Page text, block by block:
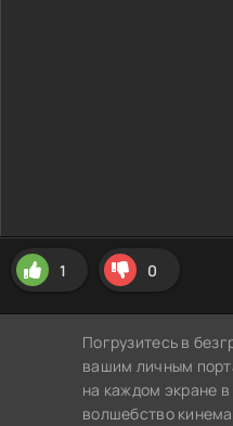
1 0
Погрузитесь в
вашим личным
на каждом экране
волшебство